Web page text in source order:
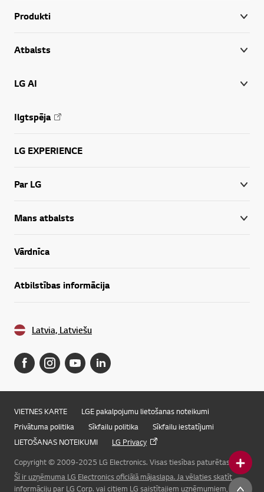
Online Chat
Produkti
Atbalsts
LG AI
Ilgtspēja
LG EXPERIENCE
Par LG
Mans atbalsts
Vārdnīca
Atbilstības informācija
Latvia, Latviešu
VIETNES KARTE
LGE pakalpojumu lietošanas noteikumi
Privātuma politika
Sīkfailu politika
Sīkfailu iestatījumi
LIETOŠANAS NOTEIKUMI
LG Privacy
Copyright © 2009-2025 LG Electronics. Visas tiesības paturētas.
Šī ir uzņēmuma LG Electronics oficiālā mājaslapa. Ja vēlaties skatīt
informāciju par LG Corp. vai citiem LG saistītajiem uzņēmumiem, lūdzu,